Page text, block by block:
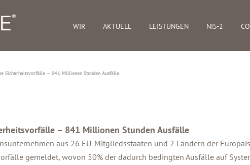
WIR AKTUELL LEISTUNGEN NIS-2
Sicherheitsvorfälle – 841 Millionen Stunden Ausfälle
– 841 Millionen Stunden Ausfälle
aus 26 EU-Mitgliedsstaaten und 2 Ländern der
gemeldet, wovon 50% der dadurch bedingten Ausfälle auf